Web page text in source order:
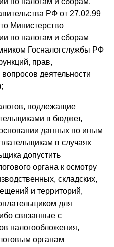
РФ от 27.02.99
Министерство
по налогам и сборам
Госналогслужбы РФ
прав,
деятельности
подлежащие
в бюджет,
данных по иным
в случаях
допустить
органа к осмотру
складских,
и территорий,
для
связанные с
налогообложения,
органам